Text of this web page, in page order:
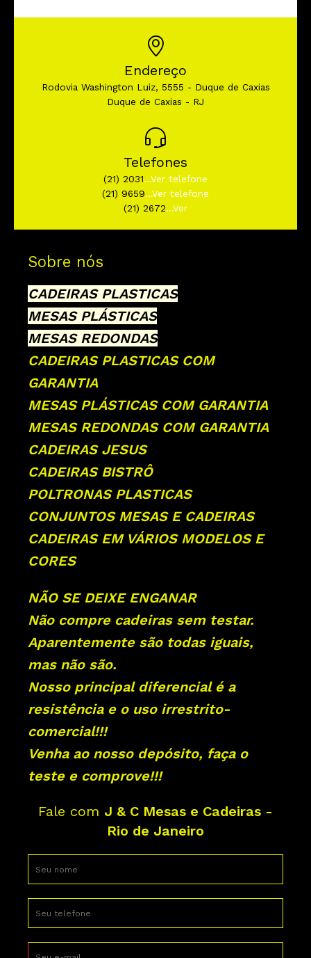
Endereço
Rodovia Washington Luiz, 5555 - Duque de Caxias
Duque de Caxias - RJ
Telefones
(21) 2031...Ver telefone
(21) 9659...Ver telefone
(21) 2672...Ver
Sobre nós
CADEIRAS PLASTICAS
MESAS PLÁSTICAS
MESAS REDONDAS
CADEIRAS PLASTICAS COM
GARANTIA
MESAS PLÁSTICAS COM GARANTIA
MESAS REDONDAS COM GARANTIA
CADEIRAS JESUS
CADEIRAS BISTRÔ
POLTRONAS PLASTICAS
CONJUNTOS MESAS E CADEIRAS
CADEIRAS EM VÁRIOS MODELOS E
CORES
NÃO SE DEIXE ENGANAR
Não compre cadeiras sem testar.
Aparentemente são todas iguais,
mas não são.
Nosso principal diferencial é a
resistência e o uso irrestrito-
comercial!!!
Venha ao nosso depósito, faça o
teste e comprove!!!
Fale com J & C Mesas e Cadeiras -
Rio de Janeiro